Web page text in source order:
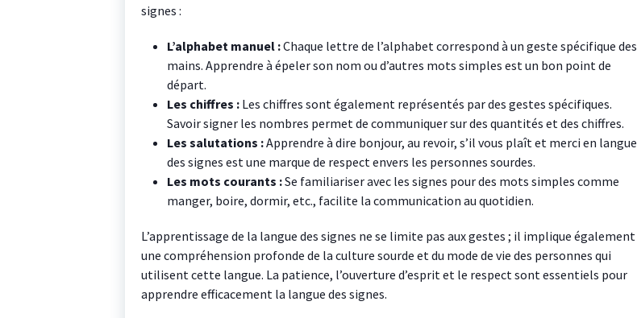
signes :
L’alphabet manuel :Chaque lettre de l’alphabet correspond à un geste spécifique des
mains. Apprendre à épeler son nom ou d’autres mots simples est un bon point de
départ.
Les chiffres :Les chiffres sont également représentés par des gestes spécifiques.
Savoir signer les nombres permet de communiquer sur des quantités et des chiffres.
Les salutations :Apprendre à dire bonjour, au revoir, s’il vous plaît et merci en langue
des signes est une marque de respect envers les personnes sourdes.
Les mots courants :Se familiariser avec les signes pour des mots simples comme
manger, boire, dormir, etc., facilite la communication au quotidien.
L’apprentissage de la langue des signes ne se limite pas aux gestes ; il implique également
une compréhension profonde de la culture sourde et du mode de vie des personnes qui
utilisent cette langue. La patience, l’ouverture d’esprit et le respect sont essentiels pour
apprendre efficacement la langue des signes.